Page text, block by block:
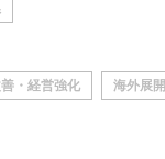
・経営強化 海外展開